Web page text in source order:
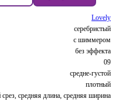
Lovely
серебристый
с шиммером
без эффекта
09
средне-густой
плотный
средняя длина, средняя ширина